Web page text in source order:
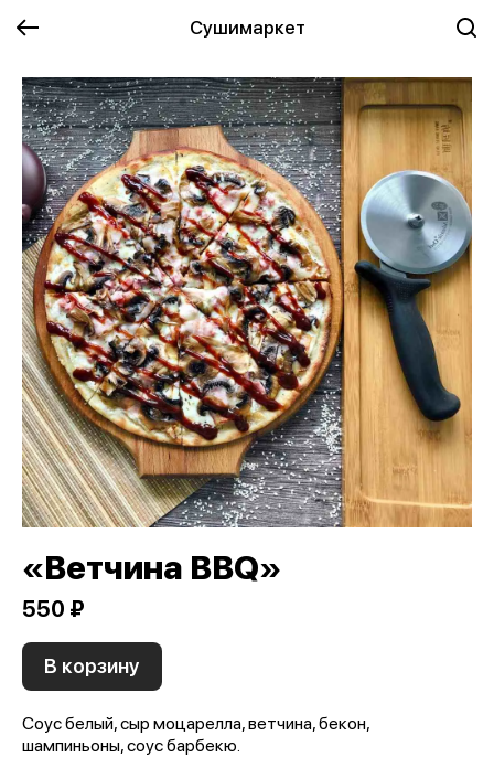
Сушимаркет
«Ветчина BBQ»
550 ₽
В корзину
Соус белый, сыр моцарелла, ветчина, бекон,
шампиньоны, соус барбекю.